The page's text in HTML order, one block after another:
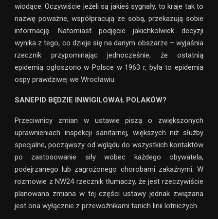
wiodące. Oczywiście jeżeli są jakieś sygnały, to kraje tak to
nazwę poważne, współpracują ze sobą, przekazują sobie
informację. Natomiast podjęcie jakichkolwiek decyzji
wynika z tego, co dzieje się na danym obszarze – wyjaśnia
rzecznik przypominając jednocześnie, że ostatnią
epidemią ogłoszono w Polsce w 1963 r, była to epidemia
ospy prawdziwej we Wrocławiu.
SANEPID BĘDZIE INWIGILOWAŁ POLAKÓW?
Przeciwnicy zmian w ustawie piszą o zwiększonych
uprawnieniach inspekcji sanitarnej, większych niż służby
specjalne, począwszy od wglądu do wszystkich kontaktów
po zastosowanie siły wobec każdego obywatela,
podejrzanego lub zagrożonego chorobami zakaźnymi. W
rozmowie z NW24 rzecznik tłumaczy, że jest rzeczywiście
planowana zmiana w tej części ustawy jednak związana
jest ona wyłącznie z przewoźnikami tanich linii lotniczych.